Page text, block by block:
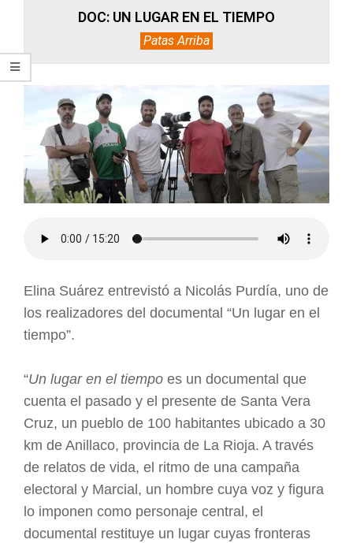
DOC: UN LUGAR EN EL TIEMPO
Patas Arriba
Elina Suárez entrevistó a Nicolás Purdía, uno de
los realizadores del documental “Un lugar en el
tiempo”.
“Un lugar en el tiempo es un documental que
cuenta el pasado y el presente de Santa Vera
Cruz, un pueblo de 100 habitantes ubicado a 30
km de Anillaco, provincia de La Rioja. A través
de relatos de vida, el ritmo de una campaña
electoral y Marcial, un hombre cuya voz y figura
lo imponen como personaje central, el
documental restituye un lugar cuyas fronteras